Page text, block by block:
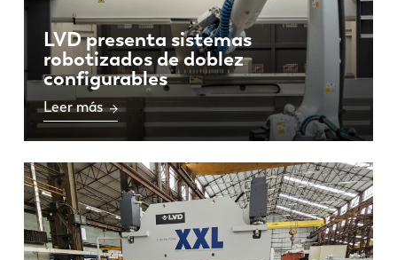
LVD presenta sistemas
robotizados de doblez
configurables
Leer más